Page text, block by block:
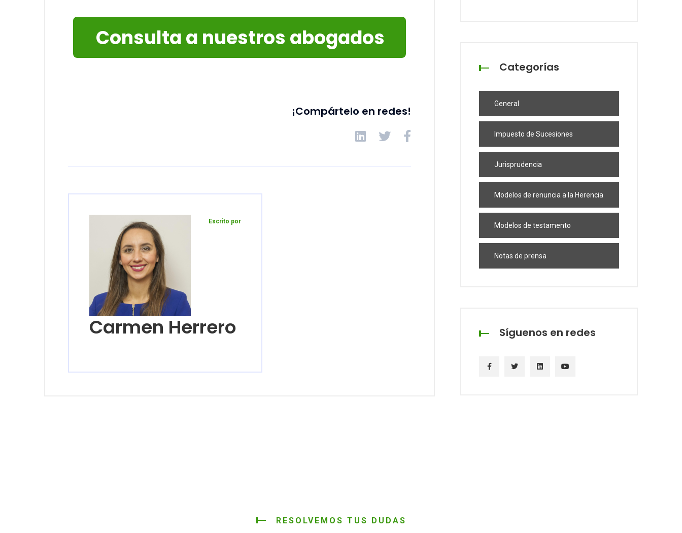
Consulta a nuestros abogados
¡Compártelo en redes!
Escrito por
Carmen Herrero
Categorías
General
Impuesto de Sucesiones
Jurisprudencia
Modelos de renuncia a la Herencia
Modelos de testamento
Notas de prensa
Síguenos en redes
RESOLVEMOS TUS DUDAS